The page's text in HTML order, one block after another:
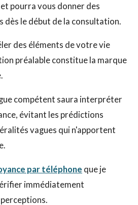
pourra vous donner des
dès le début de la consultation.
des éléments de votre vie
préalable constitue la marque
compétent saura interpréter
évitant les prédictions
vagues qui n'apportent
par téléphone que je
immédiatement